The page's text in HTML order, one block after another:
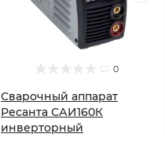
0
Сварочный аппарат
Ресанта САИ160К
инверторный